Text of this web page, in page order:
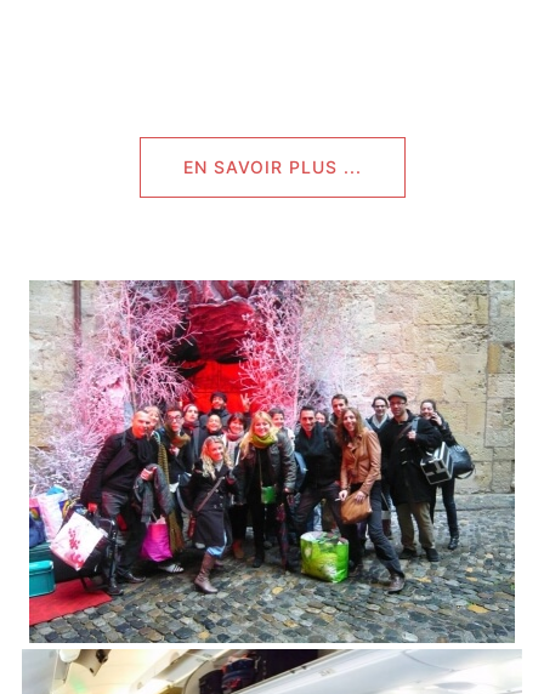
EN SAVOIR PLUS ...